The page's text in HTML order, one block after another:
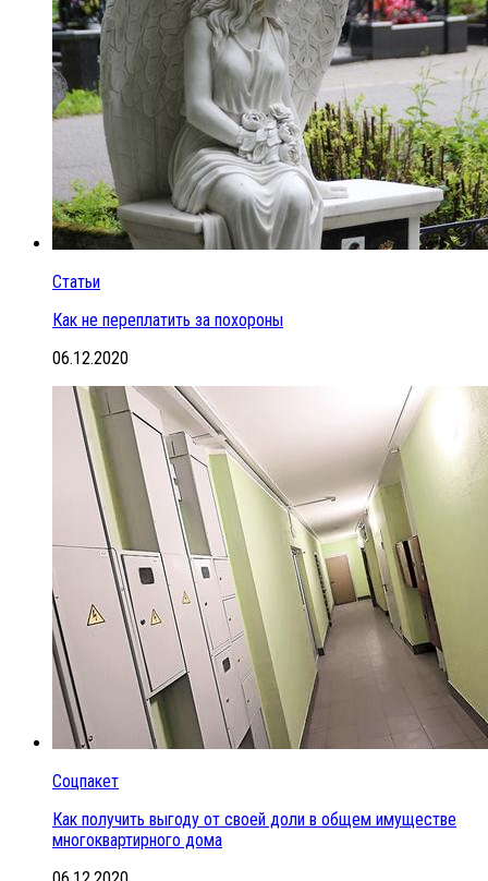
Статьи
Как не переплатить за похороны
06.12.2020
Соцпакет
Как получить выгоду от своей доли в общем имуществе
многоквартирного дома